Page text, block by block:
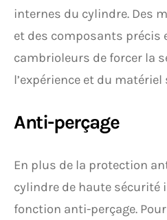
internes du cylindre. Des
et des composants précis
cambrioleurs de forcer la
l’expérience et du
Anti-perçage
En plus de la protection
cylindre de haute sécurité
fonction anti-perçage.